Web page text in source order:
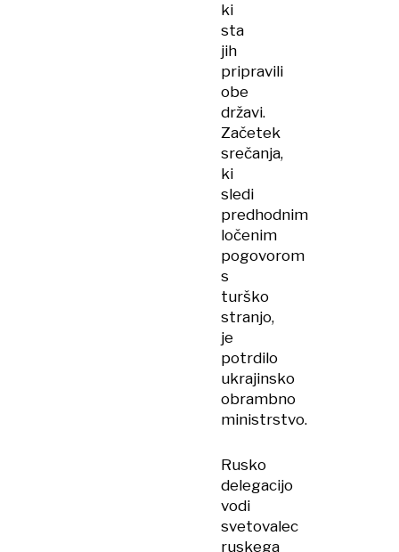
ki
sta
jih
pripravili
obe
državi.
Začetek
srečanja,
ki
sledi
predhodnim
ločenim
pogovorom
s
turško
stranjo,
je
potrdilo
ukrajinsko
obrambno
ministrstvo.
Rusko
delegacijo
vodi
svetovalec
ruskega